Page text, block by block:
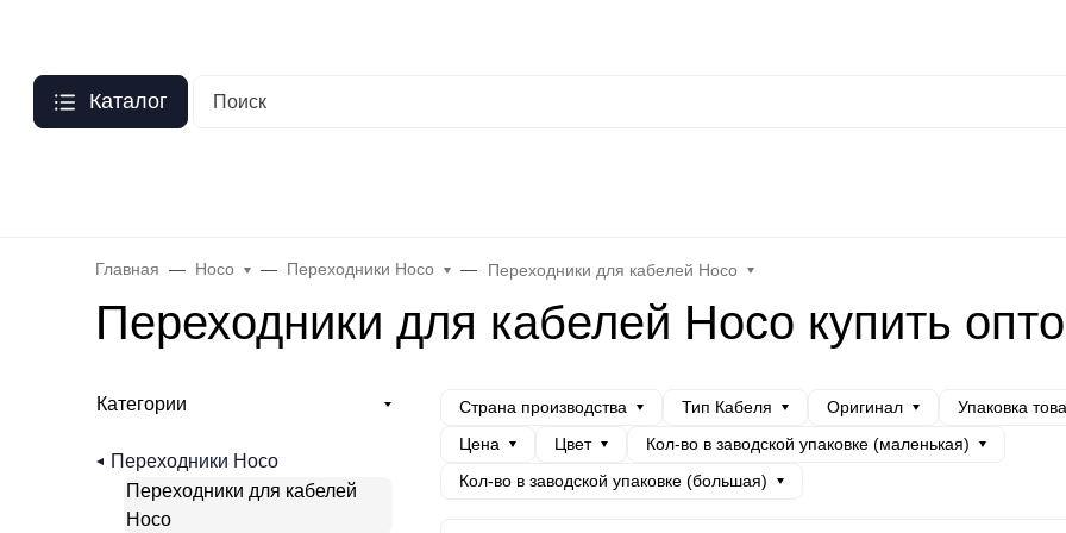
Каталог
Главная Hoco Переходники Hoco Переходники для кабелей Hoco
Переходники для кабелей Hoco купить
Категории
Переходники Hoco
Переходники для кабелей
Hoco
Страна производства Тип Кабеля Оригинал Упаковка
Цена
Цвет
Кол-во в заводской упаковке (маленькая)
Кол-во в заводской упаковке (большая)